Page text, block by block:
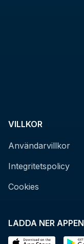
LADDA NER APPEN
VILLKOR
Användarvillkor
Integritetspolicy
Cookies